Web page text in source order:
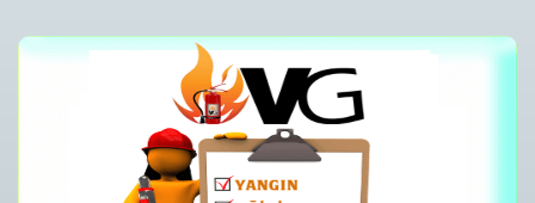
Yangın Tüpü Satışı ve Ekipman Tedariki
Bursa Yangın Söndürücü 1 kg 6 kg - 50 kg Tüp Çeşitleri ve Fiyatları -